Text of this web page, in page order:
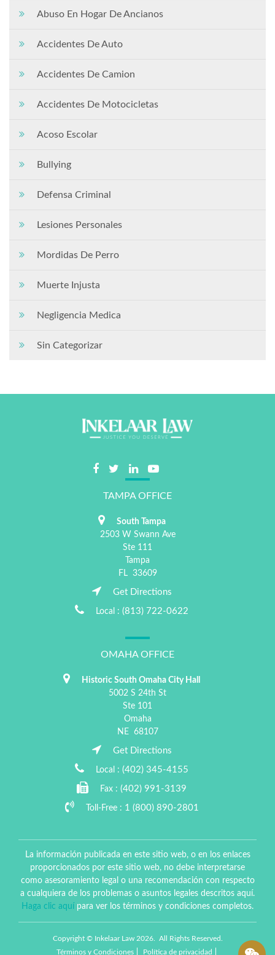
Abuso En Hogar De Ancianos
Accidentes De Auto
Accidentes De Camion
Accidentes De Motocicletas
Acoso Escolar
Bullying
Defensa Criminal
Lesiones Personales
Mordidas De Perro
Muerte Injusta
Negligencia Medica
Sin Categorizar
TAMPA OFFICE
South Tampa
2503 W Swann Ave
Ste 111
Tampa
FL
33609
Get Directions
Local : (813) 722-0622
OMAHA OFFICE
Historic South Omaha City Hall
5002 S 24th St
Ste 101
Omaha
NE
68107
Get Directions
Local : (402) 345-4155
Fax : (402) 991-3139
Toll-Free : 1 (800) 890-2801
La información publicada en este sitio web, o en los enlaces
proporcionados por este sitio web, no debe interpretarse
como asesoramiento legal o una recomendación con respecto
a cualquiera de los problemas o asuntos legales descritos aquí.
Haga clic aquí para ver los términos y condiciones completos.
Copyright © Inkelaar Law 2026. All Rights Reserved.
Términos y Condiciones
Política de privacidad